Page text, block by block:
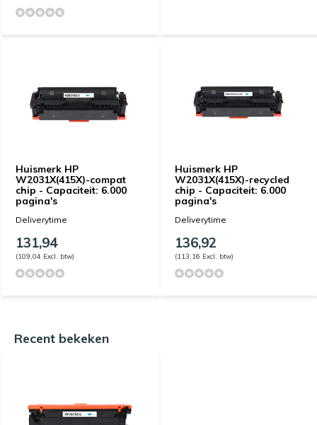
Huismerk HP
W2031X(415X)-compat
chip - Capaciteit: 6.000
pagina's
Deliverytime
131,94
(109,04 Excl. btw)
Huismerk HP
W2031X(415X)-recycled
chip - Capaciteit: 6.000
pagina's
Deliverytime
136,92
(113,16 Excl. btw)
Recent bekeken